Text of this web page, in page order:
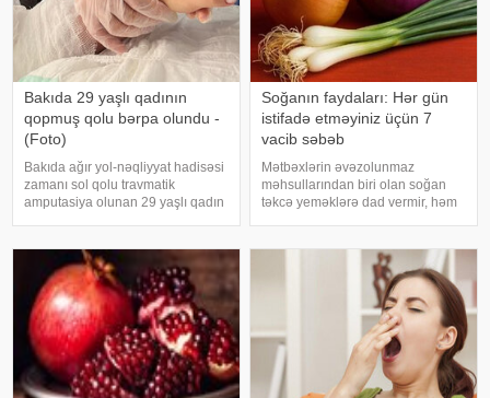
Bakıda 29 yaşlı qadının
qopmuş qolu bərpa olundu -
(Foto)
Bakıda ağır yol-nəqliyyat hadisəsi
zamanı sol qolu travmatik
amputasiya olunan 29 yaşlı qadın
zərərçəkən Səhiyyə Nazirliyi
Akademik M.A.Topçubaşov adına
Elmi Cərrahiyy
Soğanın faydaları: Hər gün
istifadə etməyiniz üçün 7
vacib səbəb
Mətbəxlərin əvəzolunmaz
məhsullarından biri olan soğan
təkcə yeməklərə dad vermir, həm
tərkibindəki vitaminlər, minerallar
və antioksidantlar sayəsində soğa